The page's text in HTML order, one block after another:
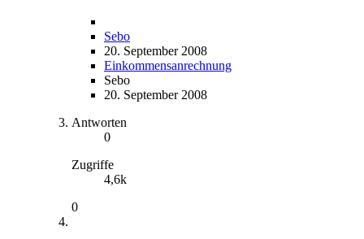
Sebo
20. September 2008
Einkommensanrechnung
Sebo
20. September 2008
Antworten
0
Zugriffe
4,6k
0